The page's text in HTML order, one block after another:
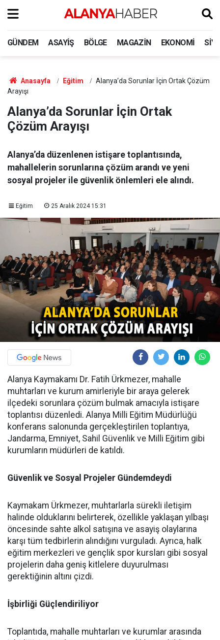
GÜNDEM ASAYIŞ BÖLGE MAGAZIN EKONOMI
Anasayfa Eğitim
Alanya’da Sorunlar İçin Ortak Çözüm
Arayışı
Alanya’da Sorunlar İçin Ortak
Çözüm Arayışı
Alanya’da düzenlenen istişare toplantısında,
mahallelerin sorunlarına çözüm arandı ve yeni
sosyal projeler ile güvenlik önlemleri ele alındı.
Eğitim 25 Aralık 2024 15:31
Alanya Kaymakamı Dr. Fatih Ürkmezer, mahalle
muhtarları ve kurum amirleriyle bir araya gelerek
ilçedeki sorunlara çözüm bulmak amacıyla istişare
toplantısı düzenledi. Alanya Milli Eğitim Müdürlüğü
konferans salonunda gerçekleştirilen toplantıya,
Jandarma, Emniyet, Sahil Güvenlik ve Milli Eğitim gibi
kurumların müdürleri de katıldı.
Güvenlik ve Sosyal Projeler Gündemdeydi
Kaymakam Ürkmezer, muhtarlarla sürekli iletişim
halinde olduklarını belirterek, özellikle yaklaşan yılbaşı
öncesinde sahte alkol satışına ve asayiş olaylarına
karşı tüm tedbirlerin alındığını vurguladı. Ayrıca, halk
eğitim merkezleri ve gençlik spor kursları gibi sosyal
projelerin daha geniş kitlelere duyurulması
gerektiğinin altını çizdi.
İşbirliği Güçlendiriliyor
Toplantıda, mahalle muhtarları ve kurumlar arasında